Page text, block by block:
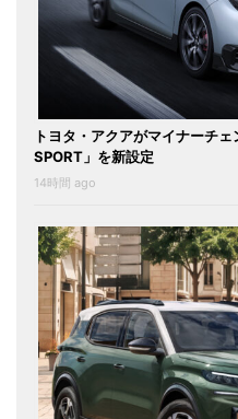
トヨタ・アクアがマイナーチ
SPORT」を新設定
14時間 ago